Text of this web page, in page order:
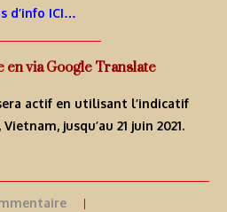
d’info ICI…
via Google Translate
sera actif en utilisant l’indicatif
jusqu’au 21 juin 2021.